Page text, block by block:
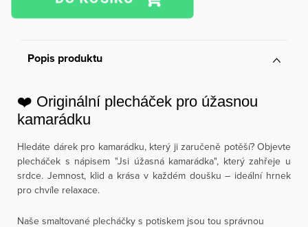
Popis produktu
❤️ Originální plecháček pro úžasnou
kamarádku
Hledáte dárek pro kamarádku, který ji zaručeně potěší? Objevte
plecháček s nápisem "Jsi úžasná kamarádka", který zahřeje u
srdce. Jemnost, klid a krása v každém doušku – ideální hrnek
pro chvíle relaxace.
Naše smaltované plecháčky s potiskem jsou tou správnou